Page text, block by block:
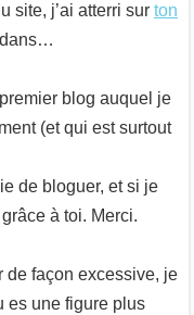
site, j’ai atterri sur ton
blog auquel je
(et qui est surtout
de bloguer, et si je
à toi. Merci.
de façon excessive, je
es une figure plus